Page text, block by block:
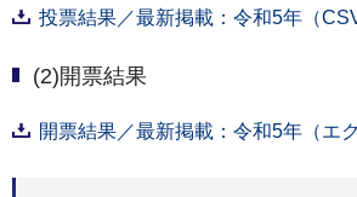
投票結果／最新掲載：令和5年（
(2)開票結果
開票結果／最新掲載：令和5年（エ